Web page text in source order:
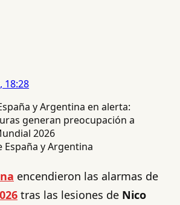
18:28
España y Argentina
encendieron las alarmas de
tras las lesiones de Nico